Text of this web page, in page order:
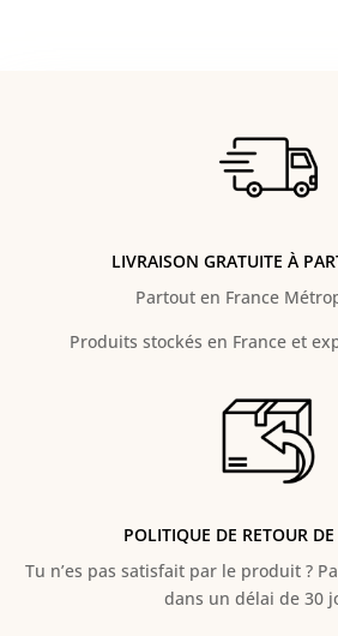
LIVRAISON GRATUITE À
Partout en France
Produits stockés en France et
POLITIQUE DE RETOUR DE
Tu n’es pas satisfait par le produit ?
dans un délai de 30